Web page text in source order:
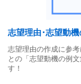
志望理由･志望動機
志望理由の作成に参
との「志望動機の例
す！